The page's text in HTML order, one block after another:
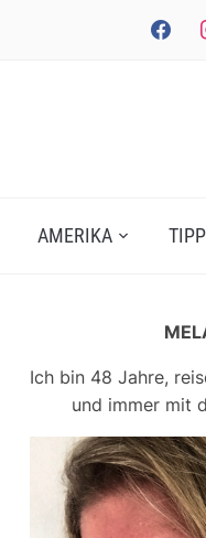
facebook
AMERIKA
Ich bin 48 Jahre,
und immer mit